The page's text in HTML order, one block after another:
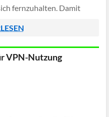
fernzuhalten. Damit
VPN-Nutzung